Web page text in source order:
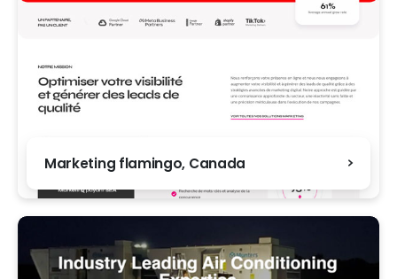
Marketing flamingo, Canada